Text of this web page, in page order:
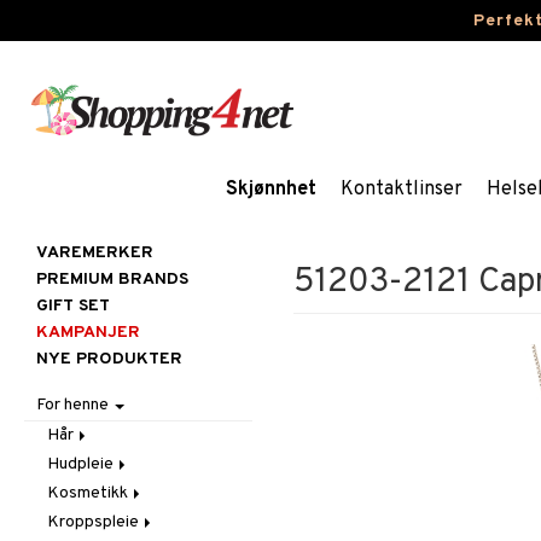
Skjønnhet Kontaktlinser
51203-2121
VAREMERKER
PREMIUM BRANDS
GIFT SET
KAMPANJER
NYE PRODUKTER
For henne
Hår
Accessoarer
Balsam
Børster / Kammer
Hudpleie
Ansiktscremer
Fet hud
Ansiktspleie
Kosmetikk
Gift Set
Kroppspleie